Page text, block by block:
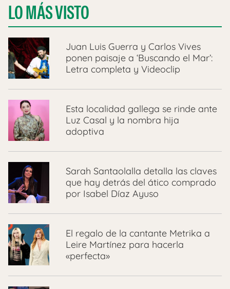
LO MÁS VISTO
Juan Luis Guerra y Carlos Vives
ponen paisaje a ‘Buscando el Mar’:
Letra completa y Videoclip
Esta localidad gallega se rinde ante
Luz Casal y la nombra hija
adoptiva
Sarah Santaolalla detalla las claves
que hay detrás del ático comprado
por Isabel Díaz Ayuso
El regalo de la cantante Metrika a
Leire Martínez para hacerla
«perfecta»